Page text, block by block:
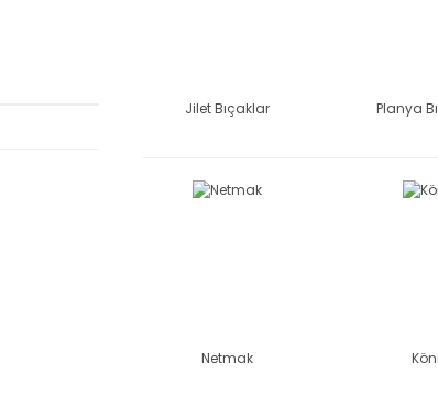
Jilet Bıçaklar Planya
Netmak